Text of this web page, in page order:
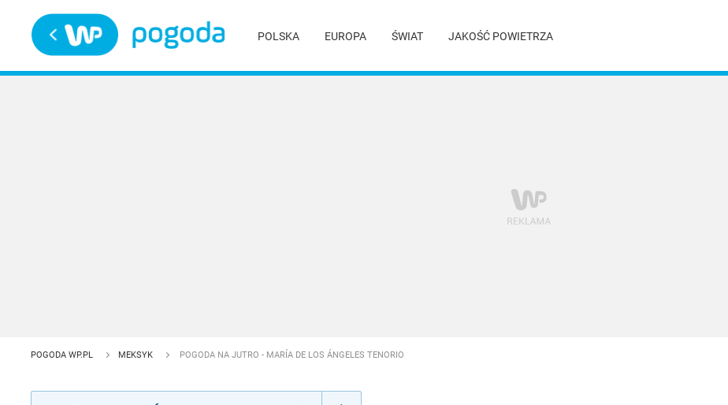
POLSKA EUROPA ŚWIAT JAKOŚĆ POWIETRZA
POGODA WP.PL MEKSYK POGODA NA JUTRO - MARÍA DE LOS ÁNGELES TENORIO